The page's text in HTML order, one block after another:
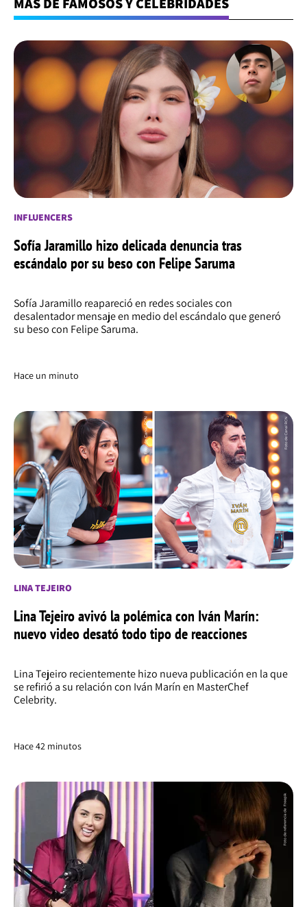
MÁS DE FAMOSOS Y CELEBRIDADES
INFLUENCERS
Sofía Jaramillo hizo delicada denuncia tras
escándalo por su beso con Felipe Saruma
Sofía Jaramillo reapareció en redes sociales con
desalentador mensaje en medio del escándalo que generó
su beso con Felipe Saruma.
Hace 2 minutos
LINA TEJEIRO
Lina Tejeiro avivó la polémica con Iván Marín:
nuevo video desató todo tipo de reacciones
Lina Tejeiro recientemente hizo nueva publicación en la que
se refirió a su relación con Iván Marín en MasterChef
Celebrity.
Hace 42 minutos